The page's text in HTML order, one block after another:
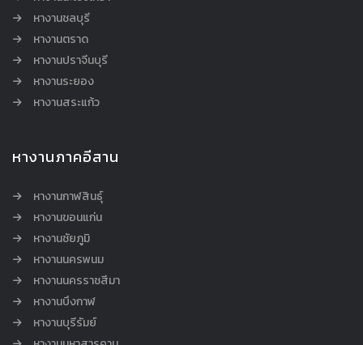
หางานชลบุรี
หางานตราด
หางานปราจีนบุรี
หางานระยอง
หางานสระแก้ว
หางานภาคอีสาน
หางานกาฬสินธุ์
หางานขอนแก่น
หางานชัยภูมิ
หางานนครพนม
หางานนครราชสีมา
หางานบึงกาฬ
หางานบุรีรัมย์